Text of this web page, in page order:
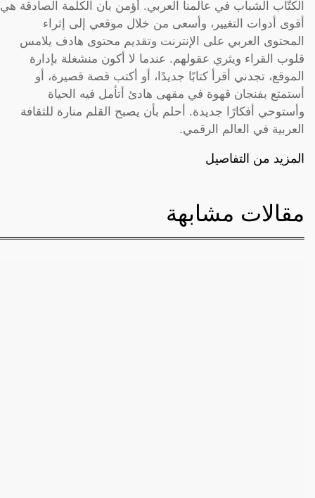
الكتّاب الشباب في عالمنا العربي. أؤمن بأن الكلمة الصادقة هي
أقوى أدوات التغيير، وأسعى من خلال موقعي إلى إثراء
المحتوى العربي على الإنترنت وتقديم محتوى هادف يلامس
قلوب القراء ويثري عقولهم. عندما لا أكون منشغلة بإدارة
الموقع، تجدني أقرأ كتابًا جديدًا، أو أكتب قصة قصيرة، أو
أستمتع بفنجان قهوة في مقهى هادئ أتأمل فيه الحياة
وأستوحي أفكارًا جديدة. أحلم بأن يصبح القلم منارة للثقافة
العربية في العالم الرقمي.
المزيد من التفاصيل
مقالات مشابهة